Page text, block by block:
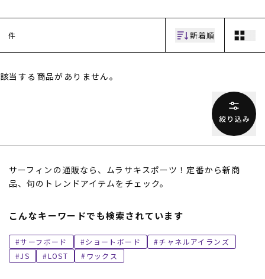
中古/アウトレット スノ
ポイント・クーポンもこのアプリで！
件 新着順
該当する商品がありません。
サーフィンの通販なら、ムラサキスポーツ！定番から新商
品、旬のトレンドアイテムをチェック。
こんなキーワードでも検索されています
サーフボード ショートボード
チャネルアイランズ
JS
LOST ワックス